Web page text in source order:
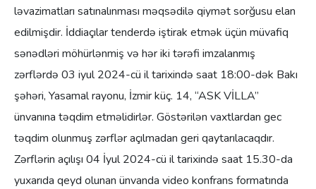
ləvazimatları satınalınması məqsədilə qiymət sorğusu elan
edilmişdir. İddiaçılar tenderdə iştirak etmək üçün müvafiq
sənədləri möhürlənmiş və hər iki tərəfi imzalanmış
zərflərdə 03 iyul 2024-cü il tarixində saat 18:00-dək Bakı
şəhəri, Yasamal rayonu, İzmir küç. 14, “ASK VİLLA”
ünvanına təqdim etməlidirlər. Göstərilən vaxtlardan gec
təqdim olunmuş zərflər açılmadan geri qaytarılacaqdır.
Zərflərin açılışı 04 İyul 2024-cü il tarixində saat 15.30-da
yuxarıda qeyd olunan ünvanda video konfrans formatında